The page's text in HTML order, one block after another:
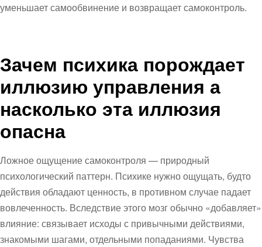
уменьшает самообвинение и возвращает самоконтроль.
Зачем психика порождает
иллюзию управления а
насколько эта иллюзия
опасна
Ложное ощущение самоконтроля — природный
психологический паттерн. Психике нужно ощущать, будто
действия обладают ценность, в противном случае падает
вовлеченность. Вследствие этого мозг обычно «добавляет»
влияние: связывает исходы с привычными действиями,
знакомыми шагами, отдельными попаданиями. Чувства